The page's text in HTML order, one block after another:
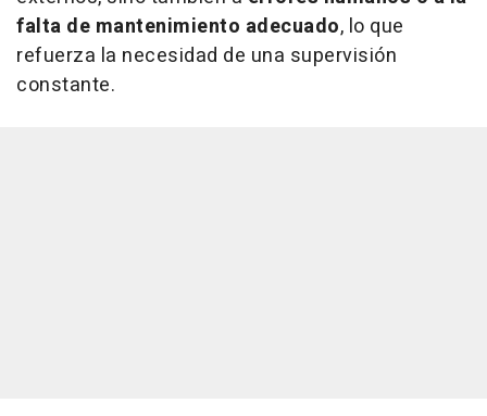
falta de mantenimiento adecuado, lo que
refuerza la necesidad de una supervisión
constante.